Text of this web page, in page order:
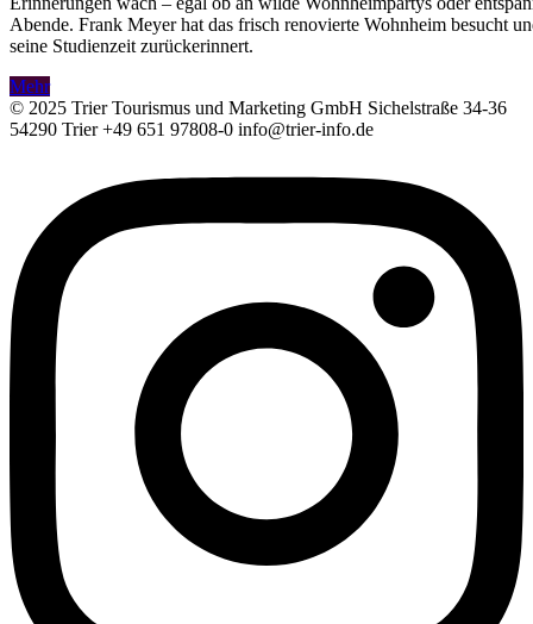
Abende. Frank Meyer hat das frisch renovierte Wohnheim besucht
seine Studienzeit zurückerinnert.
Mehr
© 2025 Trier Tourismus und Marketing GmbH Sichelstraße 34-36
54290 Trier +49 651 97808-0 info@trier-info.de